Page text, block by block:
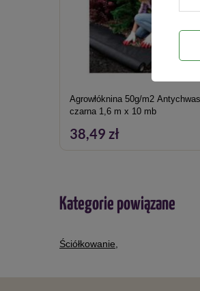
Agrowłóknina 50g/m2
czarna 1,6 m x 10 mb
38,49 zł
Kategorie powiązane
Ściółkowanie